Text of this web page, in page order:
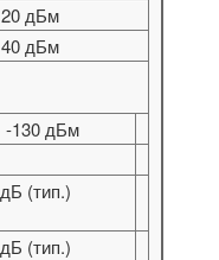
дБм
дБм
-130 дБм
(тип.)
(тип.)